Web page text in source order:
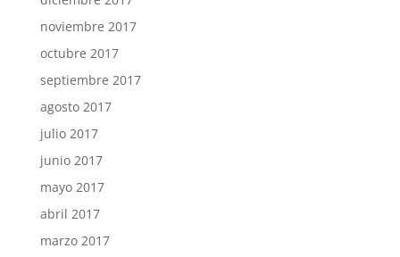
noviembre 2017
octubre 2017
septiembre 2017
agosto 2017
julio 2017
junio 2017
mayo 2017
abril 2017
marzo 2017